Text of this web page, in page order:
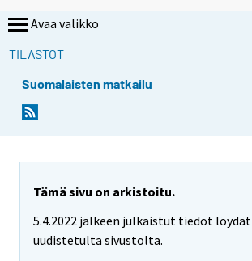
Avaa valikko
TILASTOT
Suomalaisten matkailu
Tämä sivu on arkistoitu.
5.4.2022 jälkeen julkaistut tiedot löydät
uudistetulta sivustolta.